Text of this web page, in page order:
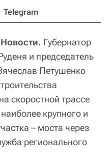
Telegram
Губернатор
и председатель
Петушенко
скоростной трассе
крупного и
– моста через
регионального